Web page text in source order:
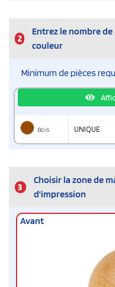
2
Entrez le nombre de
couleur
Minimum de pièces
Bois UNIQUE
3
Choisir la zone de
d'impression
Avant